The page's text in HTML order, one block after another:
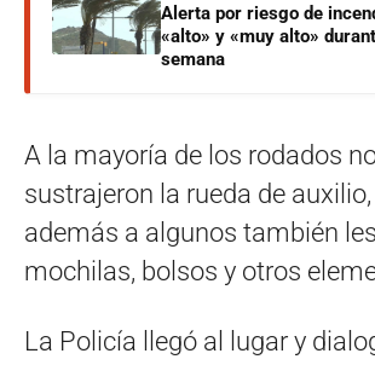
Alerta por riesgo de
«alto» y «muy alto»
semana
A la mayoría de los rodados
sustrajeron la rueda de
además a algunos también
mochilas, bolsos y otros
La Policía llegó al lugar y